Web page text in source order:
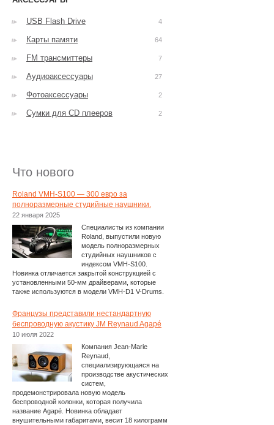
USB Flash Drive 4
Карты памяти 64
FM трансмиттеры 7
Аудиоаксессуары 27
Фотоаксессуары 2
Сумки для CD плееров 2
Что нового
Roland VMH-S100 — 300 евро за
полноразмерные студийные наушники.
22 января 2025
Специалисты из компании
Roland, выпустили новую
модель полноразмерных
студийных наушников с
индексом VMH-S100.
Новинка отличается закрытой конструкцией с
установленными 50-мм драйверами, которые
также используются в модели VMH-D1 V-Drums.
Французы представили нестандартную
беспроводную акустику JM Reynaud Agapé
10 июля 2022
Компания Jean-Marie
Reynaud,
специализирующаяся на
производстве акустических
систем,
продемонстрировала новую модель
беспроводной колонки, которая получила
название Agapé. Новинка обладает
внушительными габаритами, весит 18 килограмм